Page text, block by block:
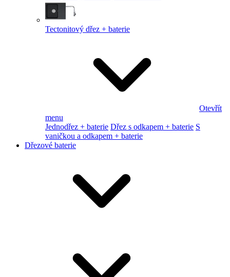
Tectonitový dřez + baterie
Otevřít
menu
Jednodřez + baterie Dřez s odkapem + baterie S
vaničkou a odkapem + baterie
Dřezové baterie